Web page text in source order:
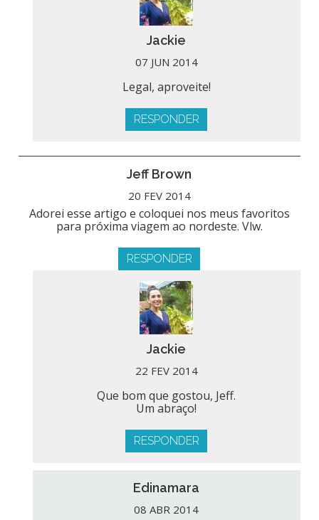
Jackie
07 JUN 2014
Legal, aproveite!
RESPONDER
Jeff Brown
20 FEV 2014
Adorei esse artigo e coloquei nos meus favoritos
para próxima viagem ao nordeste. Vlw.
RESPONDER
Jackie
22 FEV 2014
Que bom que gostou, Jeff.
Um abraço!
RESPONDER
Edinamara
08 ABR 2014